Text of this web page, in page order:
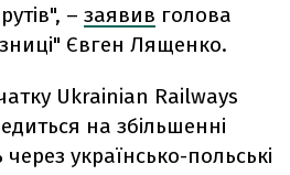
– заявив голова
Євген Лященко.
Ukrainian Railways
на збільшенні
українсько-польські